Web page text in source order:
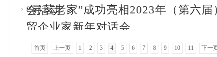
会活动
“寻茗老家”成功亮相2023年（第六
贸企业家新年对话会
首页 上一页 1 2 3 4 5 6 7 8 9 10 11 下一